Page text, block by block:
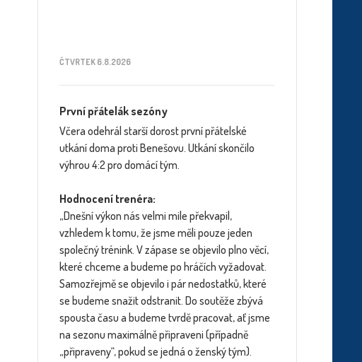
ČTVRTEK 6.8.2026
První přátelák sezóny
Včera odehrál starší dorost první přátelské
utkání doma proti Benešovu. Utkání skončilo
výhrou 4:2 pro domácí tým.
Hodnocení trenéra:
„Dnešní výkon nás velmi mile překvapil,
vzhledem k tomu, že jsme měli pouze jeden
společný trénink. V zápase se objevilo plno věcí,
které chceme a budeme po hráčích vyžadovat.
Samozřejmě se objevilo i pár nedostatků, které
se budeme snažit odstranit. Do soutěže zbývá
spousta času a budeme tvrdě pracovat, ať jsme
na sezonu maximálně připraveni (případně
„připraveny“, pokud se jedná o ženský tým).